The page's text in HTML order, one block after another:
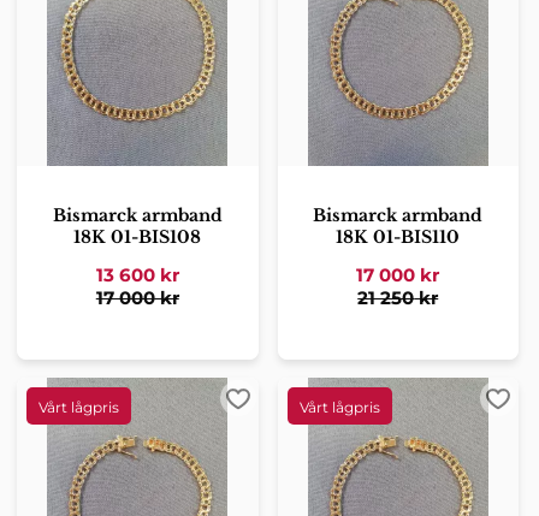
Bismarck armband
18K 01-BIS108
13 600kr
17 000kr
Bismarck armband
18K 01-BIS110
17 000 kr
21 250kr
Lägg till i favoriter